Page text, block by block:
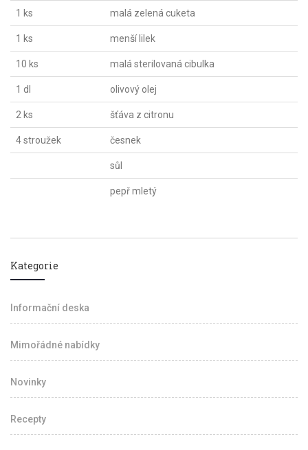
1 ks malá zelená cuketa
1 ks menší lilek
10 ks malá sterilovaná cibulka
1 dl olivový olej
2 ks šťáva z citronu
4 stroužek česnek
sůl
pepř mletý
Kategorie
Informační deska
Mimořádné nabídky
Novinky
Recepty